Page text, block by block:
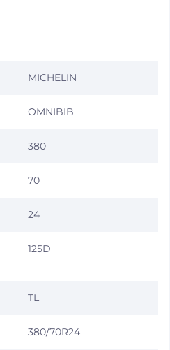
MICHELIN
OMNIBIB
380
70
24
125D
TL
380/70R24